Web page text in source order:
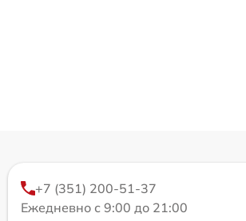
+7 (351) 200-51-37
Ежедневно с 9:00 до 21:00